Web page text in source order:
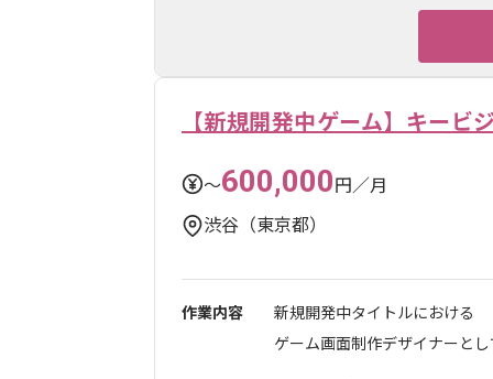
【新規開発中ゲーム】キービ
〜600,000円／月
渋谷（東京都）
作業内容
新規開発中タイトルにおける
ゲーム画面制作デザイナーと